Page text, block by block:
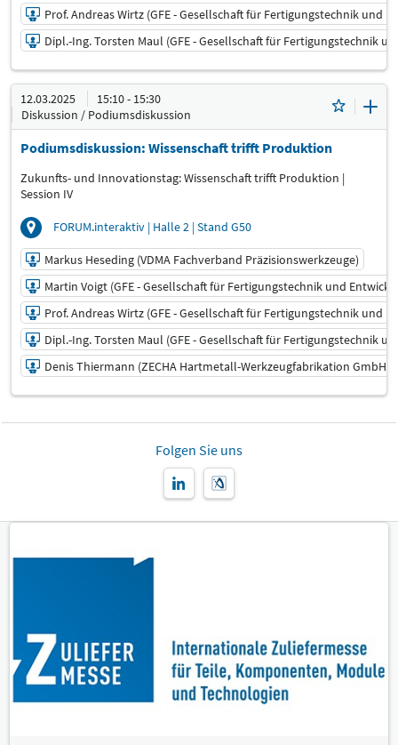
Prof. Andreas Wirtz (GFE - Gesellschaft für Fertigungstechnik und
Dipl.-Ing. Torsten Maul (GFE - Gesellschaft für Fertigungstechnik
12.03.2025 | 14:40 - 14:55
Prof. Andreas Wirtz (GFE - Gesellschaft für
Fertigungstechnik und Entwicklung Schmalkalden e.V.)
Referent:
Dipl.-Ing. Torsten Maul (GFE - Gesellschaft für
Fertigungstechnik und Entwicklung Schmalkalden e.V.)
Sprache
Deutsch
Themen
FORUM.interaktiv
12.03.2025
15:10 - 15:30
Diskussion / Podiumsdiskussion
Podiumsdiskussion: Wissenschaft trifft Produktion
Zukunfts- und Innovationstag: Wissenschaft trifft Produktion |
Session IV
FORUM.interaktiv | Halle 2 | Stand G50
Markus Heseding (VDMA Fachverband Präzisionswerkzeuge)
Martin Voigt (GFE - Gesellschaft für Fertigungstechnik und
Prof. Andreas Wirtz (GFE - Gesellschaft für Fertigungstechnik und
Dipl.-Ing. Torsten Maul (GFE - Gesellschaft für Fertigungstechnik
Denis Thiermann (ZECHA Hartmetall-Werkzeugfabrikation GmbH)
Präzisionswerkzeuge)
Martin Voigt (GFE - Gesellschaft für Fertigungstechnik und
Prof. Andreas Wirtz (GFE - Gesellschaft für
Fertigungstechnik und Entwicklung Schmalkalden e.V.)
Referent:
Denis Thiermann (ZECHA Hartmetall-Werkzeugfabrikation
GmbH)
Referent:
Folgen Sie uns